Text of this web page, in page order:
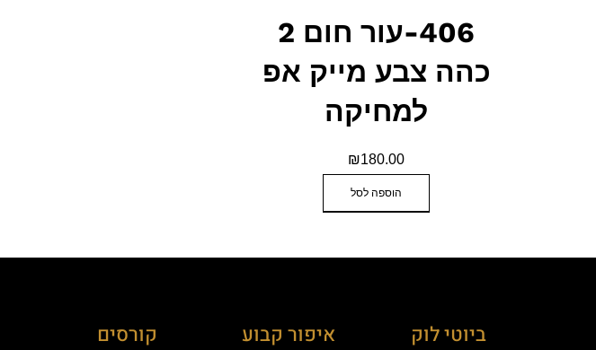
406-עור חום 2
כהה צבע מייק אפ
למחיקה
₪180.00
הוספה לסל
ביוטי לוק איפור קבוע קורסים